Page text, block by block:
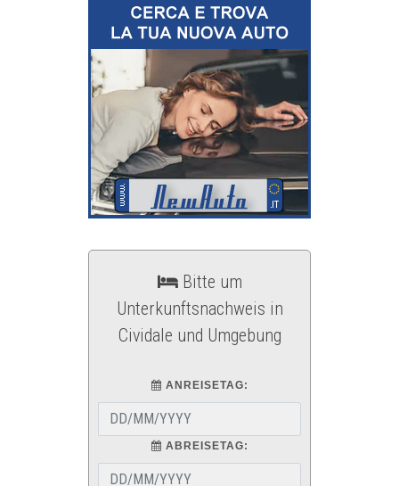
Bitte um
Unterkunftsnachweis in
Cividale und Umgebung
ANREISETAG:
ABREISETAG: